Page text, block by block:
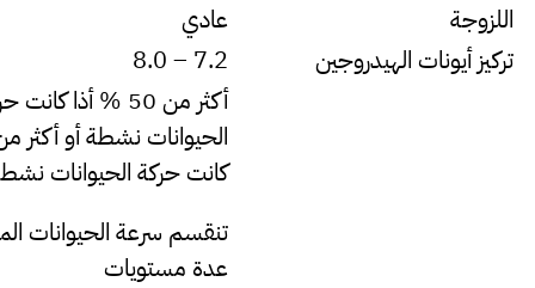
اللزوجة
عادي
تركيز أيونات الهيدروجين
7.2 – 8.0
أكثر من 50 % أذا
كانت حركة الحيوانات
تنقسم سرعة الحيوانات
عدة مستويات